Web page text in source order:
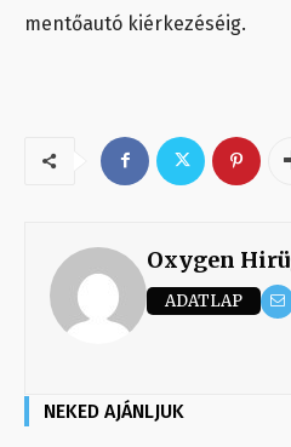
mentőautó kiérkezéséig.
Oxygen
ADATLAP
NEKED AJÁNLJUK